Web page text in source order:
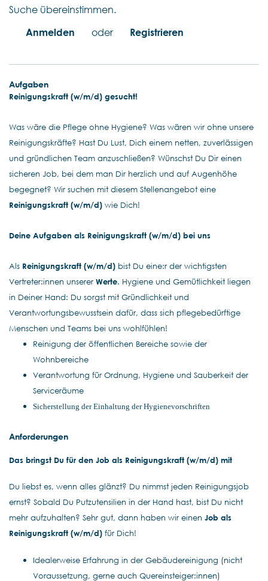
Suche übereinstimmen.
Anmelden
oder Registrieren
Aufgaben
Reinigungskraft (w/m/d) gesucht!
Was wäre die Pflege ohne Hygiene? Was wären wir ohne unsere
Reinigungskräfte? Hast Du Lust, Dich einem netten, zuverlässigen
und gründlichen Team anzuschließen? Wünschst Du Dir einen
sicheren Job, bei dem man Dir herzlich und auf Augenhöhe
begegnet? Wir suchen mit diesem Stellenangebot eine
Reinigungskraft (w/m/d) wie Dich!
Deine Aufgaben als Reinigungskraft (w/m/d) bei uns
Als Reinigungskraft (w/m/d) bist Du eine:r der wichtigsten
Vertreter:innen unserer Werte. Hygiene und Gemütlichkeit liegen
in Deiner Hand: Du sorgst mit Gründlichkeit und
Verantwortungsbewusstsein dafür, dass sich pflegebedürftige
Menschen und Teams bei uns wohlfühlen!
Reinigung der öffentlichen Bereiche sowie der
Wohnbereiche
Verantwortung für Ordnung, Hygiene und Sauberkeit der
Serviceräume
Sicherstellung der Einhaltung der Hygienevorschriften
Anforderungen
Das bringst Du für den Job als Reinigungskraft (w/m/d) mit
Du liebst es, wenn alles glänzt? Du nimmst jeden Reinigungsjob
ernst? Sobald Du Putzutensilien in der Hand hast, bist Du nicht
mehr aufzuhalten? Sehr gut, dann haben wir einen Job als
Reinigungskraft (w/m/d) für Dich!
Idealerweise Erfahrung in der Gebäudereinigung (nicht
Voraussetzung, gerne auch Quereinsteiger:innen)